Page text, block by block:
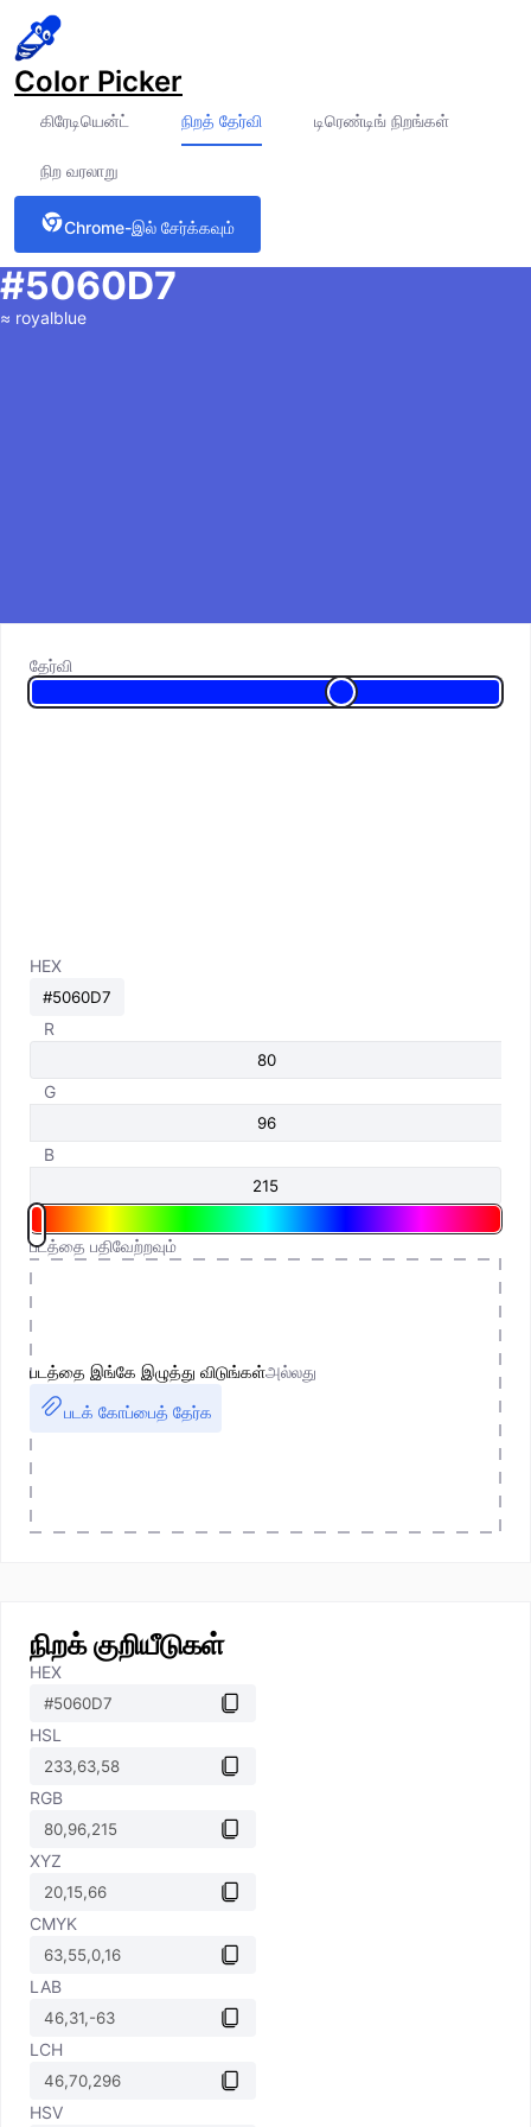
Color Picker
கிரேடியென்ட் நிறத் தேர்வி டிரெண்டிங் நிறங்கள்
நிற வரலாறு
Chrome-இல் சேர்க்கவும்
#5060D7
≈ royalblue
தேர்வி
HEX
R
G
B
படத்தை பதிவேற்றவும்
படத்தை இங்கே இழுத்து விடுங்கள்அல்லது
படக் கோப்பைத் தேர்க
நிறக் குறியீடுகள்
HEX
HSL
RGB
XYZ
CMYK
LAB
LCH
HSV